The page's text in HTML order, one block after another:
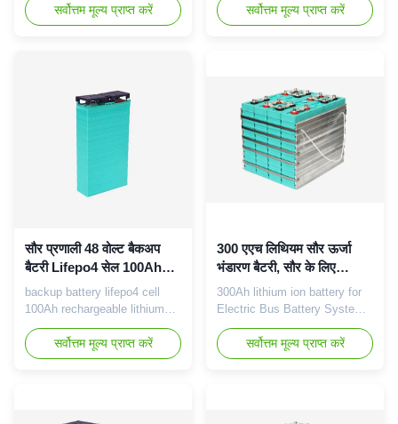
Item Specification Remark
Rated capacity 200Ah 0.2C
Nominal voltage 3.2V Cell
weight 6.5kg±0.1kg Standard
discharge conditions Constant
सर्वोत्तम मूल्य प्राप्त करें
and low temperature; Good
safety performance; Good
Golf cart Electric motorcycle
Electric boat Electric forklift
Telecommunication ...
सर्वोत्तम मूल्य प्राप्त करें
सौर प्रणाली 48 वोल्ट बैकअप
बैटरी Lifepo4 सेल 100Ah
रिचार्जेबल उच्च ऊर्जा घनत्व
backup battery lifepo4 cell
100Ah rechargeable lithium
ion battery for solar system
Features: a. Extremely safe
and stable chemistry: PCB
सर्वोत्तम मूल्य प्राप्त करें
300 एएच लिथियम सौर ऊर्जा
भंडारण बैटरी, सौर के लिए
लिथियम आयन बैटरी पैक
300Ah lithium ion battery for
Electric Bus Battery System
GBS-LFP300Ah Basic
Performance (1) Output with
high efficiency: Standard
सर्वोत्तम मूल्य प्राप्त करें